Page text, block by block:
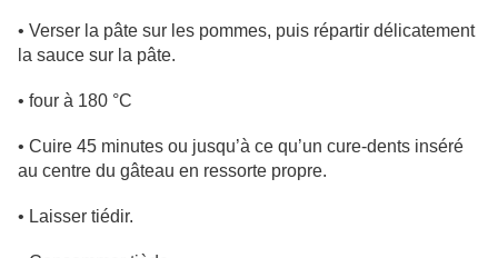
• Verser la pâte sur les pommes, puis répartir délicatement
la sauce sur la pâte.
• four à 180 °C
• Cuire 45 minutes ou jusqu’à ce qu’un cure-dents inséré
au centre du gâteau en ressorte propre.
• Laisser tiédir.